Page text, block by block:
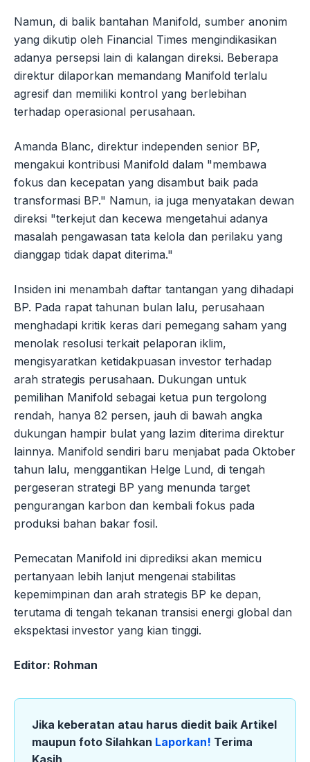
Namun, di balik bantahan Manifold, sumber anonim
yang dikutip oleh Financial Times mengindikasikan
adanya persepsi lain di kalangan direksi. Beberapa
direktur dilaporkan memandang Manifold terlalu
agresif dan memiliki kontrol yang berlebihan
terhadap operasional perusahaan.
Amanda Blanc, direktur independen senior BP,
mengakui kontribusi Manifold dalam "membawa
fokus dan kecepatan yang disambut baik pada
transformasi BP." Namun, ia juga menyatakan dewan
direksi "terkejut dan kecewa mengetahui adanya
masalah pengawasan tata kelola dan perilaku yang
dianggap tidak dapat diterima."
Insiden ini menambah daftar tantangan yang dihadapi
BP. Pada rapat tahunan bulan lalu, perusahaan
menghadapi kritik keras dari pemegang saham yang
menolak resolusi terkait pelaporan iklim,
mengisyaratkan ketidakpuasan investor terhadap
arah strategis perusahaan. Dukungan untuk
pemilihan Manifold sebagai ketua pun tergolong
rendah, hanya 82 persen, jauh di bawah angka
dukungan hampir bulat yang lazim diterima direktur
lainnya. Manifold sendiri baru menjabat pada Oktober
tahun lalu, menggantikan Helge Lund, di tengah
pergeseran strategi BP yang menunda target
pengurangan karbon dan kembali fokus pada
produksi bahan bakar fosil.
Pemecatan Manifold ini diprediksi akan memicu
pertanyaan lebih lanjut mengenai stabilitas
kepemimpinan dan arah strategis BP ke depan,
terutama di tengah tekanan transisi energi global dan
ekspektasi investor yang kian tinggi.
Editor: Rohman
Jika keberatan atau harus diedit baik Artikel
maupun foto Silahkan Laporkan! Terima